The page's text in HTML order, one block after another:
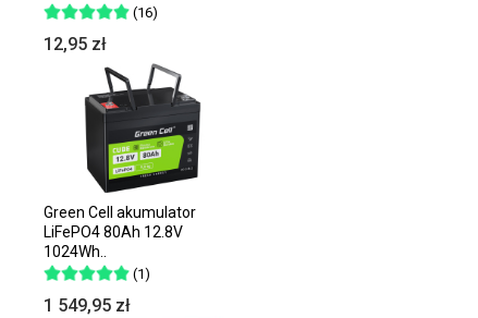
(16)
12,95 zł
Green Cell akumulator
LiFePO4 80Ah 12.8V
1024Wh..
(1)
1 549,95 zł